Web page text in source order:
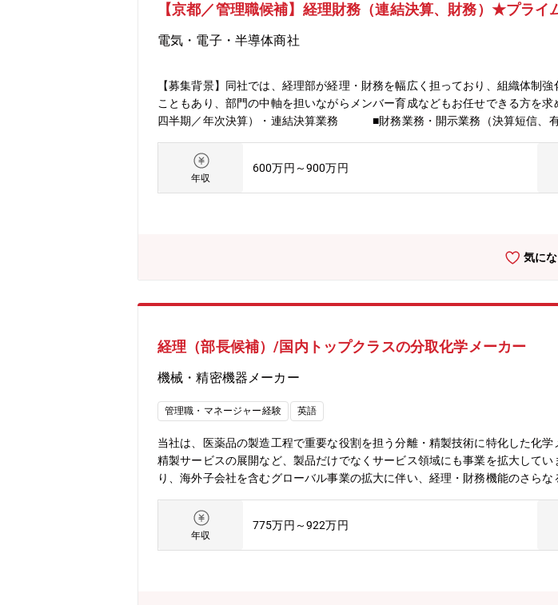
【京都／管理職候補】経理財務（連結決算、財務）★プライ
電気・電子・半導体商社
【募集背景】同社では、経理部が経理・財務を幅広く担っており、組織体制
こともあり、部門の中軸を担いながらメンバー育成などもお任せできる方を
四半期／年次決算）・連結決算業務 ■財務業務・開示業務（決算短信、有
だきながら、若手社員の育成やチーム全体の底上げにも貢献いただきます。
にも関与いただきます。主体的な業務推進とメンバー育成においてリーダー
室 経理部 計5名（20代2名,30代1名,40代2名）【働き方】■平均残業時間：
年収
600万円～900万円
気に
経理（部長候補）/国内トップクラスの分取化学メーカー
機械・精密機器メーカー
管理職・マネージャー経験 英語
当社は、医薬品の製造工程で重要な役割を担う分離・精製技術に特化した化
精製サービスの展開など、製品だけでなくサービス領域にも事業を拡大して
り、海外子会社を含むグローバル事業の拡大に伴い、経理・財務機能のさら
決算業務の統括■連結決算業務の統括（海外子会社含む）■会計監査対応■税
務体制の強化を推進し、経営層の意思決定を財務面から支える役割を期待し
力向上にも貢献いただきます。【組織体制】経理部(10名)：部長(1名50代)
年収
775万円～922万円